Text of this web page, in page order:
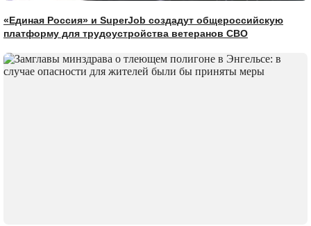
«Единая Россия» и SuperJob создадут общероссийскую
платформу для трудоустройства ветеранов СВО